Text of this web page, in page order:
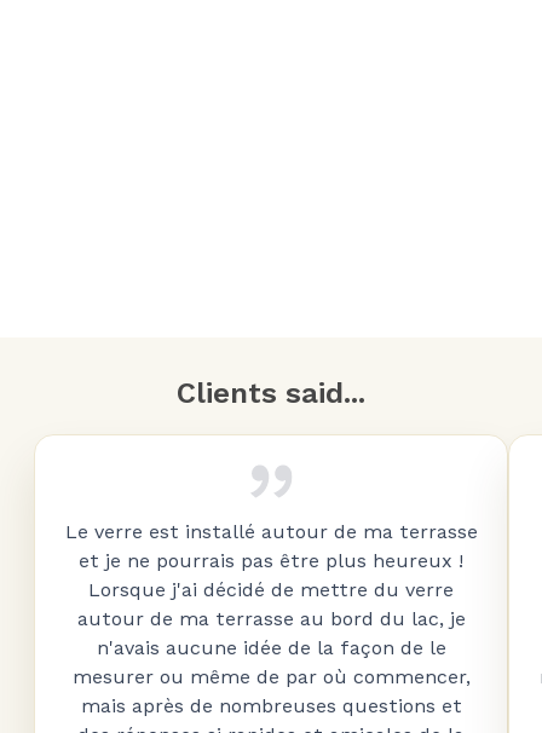
Clients said...
Le verre est installé autour de ma terrasse
et je ne pourrais pas être plus heureux !
Lorsque j'ai décidé de mettre du verre
autour de ma terrasse au bord du lac, je
n'avais aucune idée de la façon de le
mesurer ou même de par où commencer,
mais après de nombreuses questions et